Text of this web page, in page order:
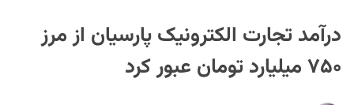
درآمد تجارت الکترونیک پارسیان از مرز
۷۵۰ میلیارد تومان عبور کرد